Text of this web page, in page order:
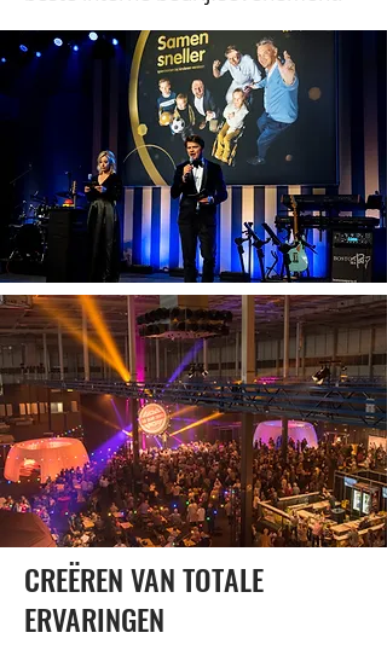
CREËREN VAN TOTALE
ERVARINGEN